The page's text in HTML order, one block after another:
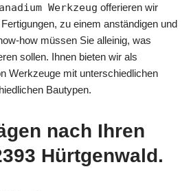
Werkzeug offerieren wir
zu einem anständigen und
how müssen Sie alleinig, was
sollen. Ihnen bieten wir als
Werkzeuge mit unterschiedlichen
Bautypen.
nach Ihren
Hürtgenwald.